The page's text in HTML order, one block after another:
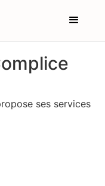
ses services